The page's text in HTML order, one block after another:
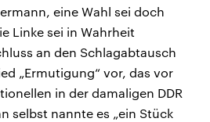
eine Wahl sei doch
Linke sei in Wahrheit
an den Schlagabtausch
„Ermutigung“ vor, das vor
in der damaligen DDR
selbst nannte es „ein Stück